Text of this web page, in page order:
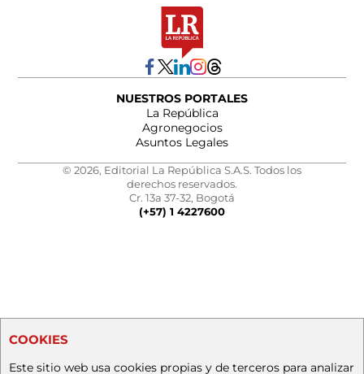
NUESTROS PORTALES
La República
Agronegocios
Asuntos Legales
© 2026, Editorial La República S.A.S. Todos los
derechos reservados.
Cr. 13a 37-32, Bogotá
(+57) 1 4227600
COOKIES
Este sitio web usa cookies propias y de terceros para analizar